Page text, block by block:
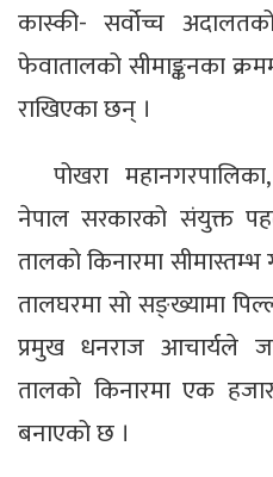
कास्की- सर्वोच्च
फेवातालको सीमाङ्कनका
राखिएका छन् ।
पोखरा
नेपाल सरकारको संयुक्त
तालको किनारमा
तालघरमा सो सङ्ख्यामा
प्रमुख धनराज आचार्यले
तालको किनारमा एक
बनाएको छ ।